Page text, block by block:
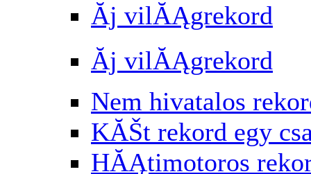
Ăj vilĂĄgrekord
Ăj vilĂĄgrekord
Nem hivatalos
KĂŠt rekord egy
HĂĄtimotoros